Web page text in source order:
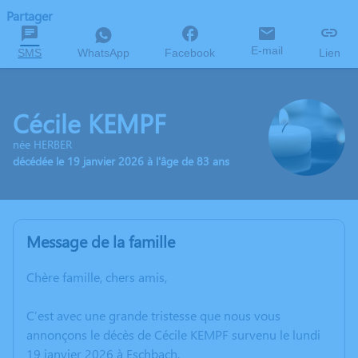
Partager
SMS WhatsApp Facebook E-mail Lien
Cécile KEMPF
née HERBER
décédée le 19 janvier 2026 à l'âge de 83 ans
Message de la famille
Chère famille, chers amis,
C’est avec une grande tristesse que nous vous
annonçons le décès de Cécile KEMPF survenu le lundi
19 janvier 2026 à Eschbach.